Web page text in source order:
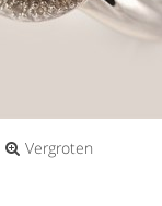
Vergroten